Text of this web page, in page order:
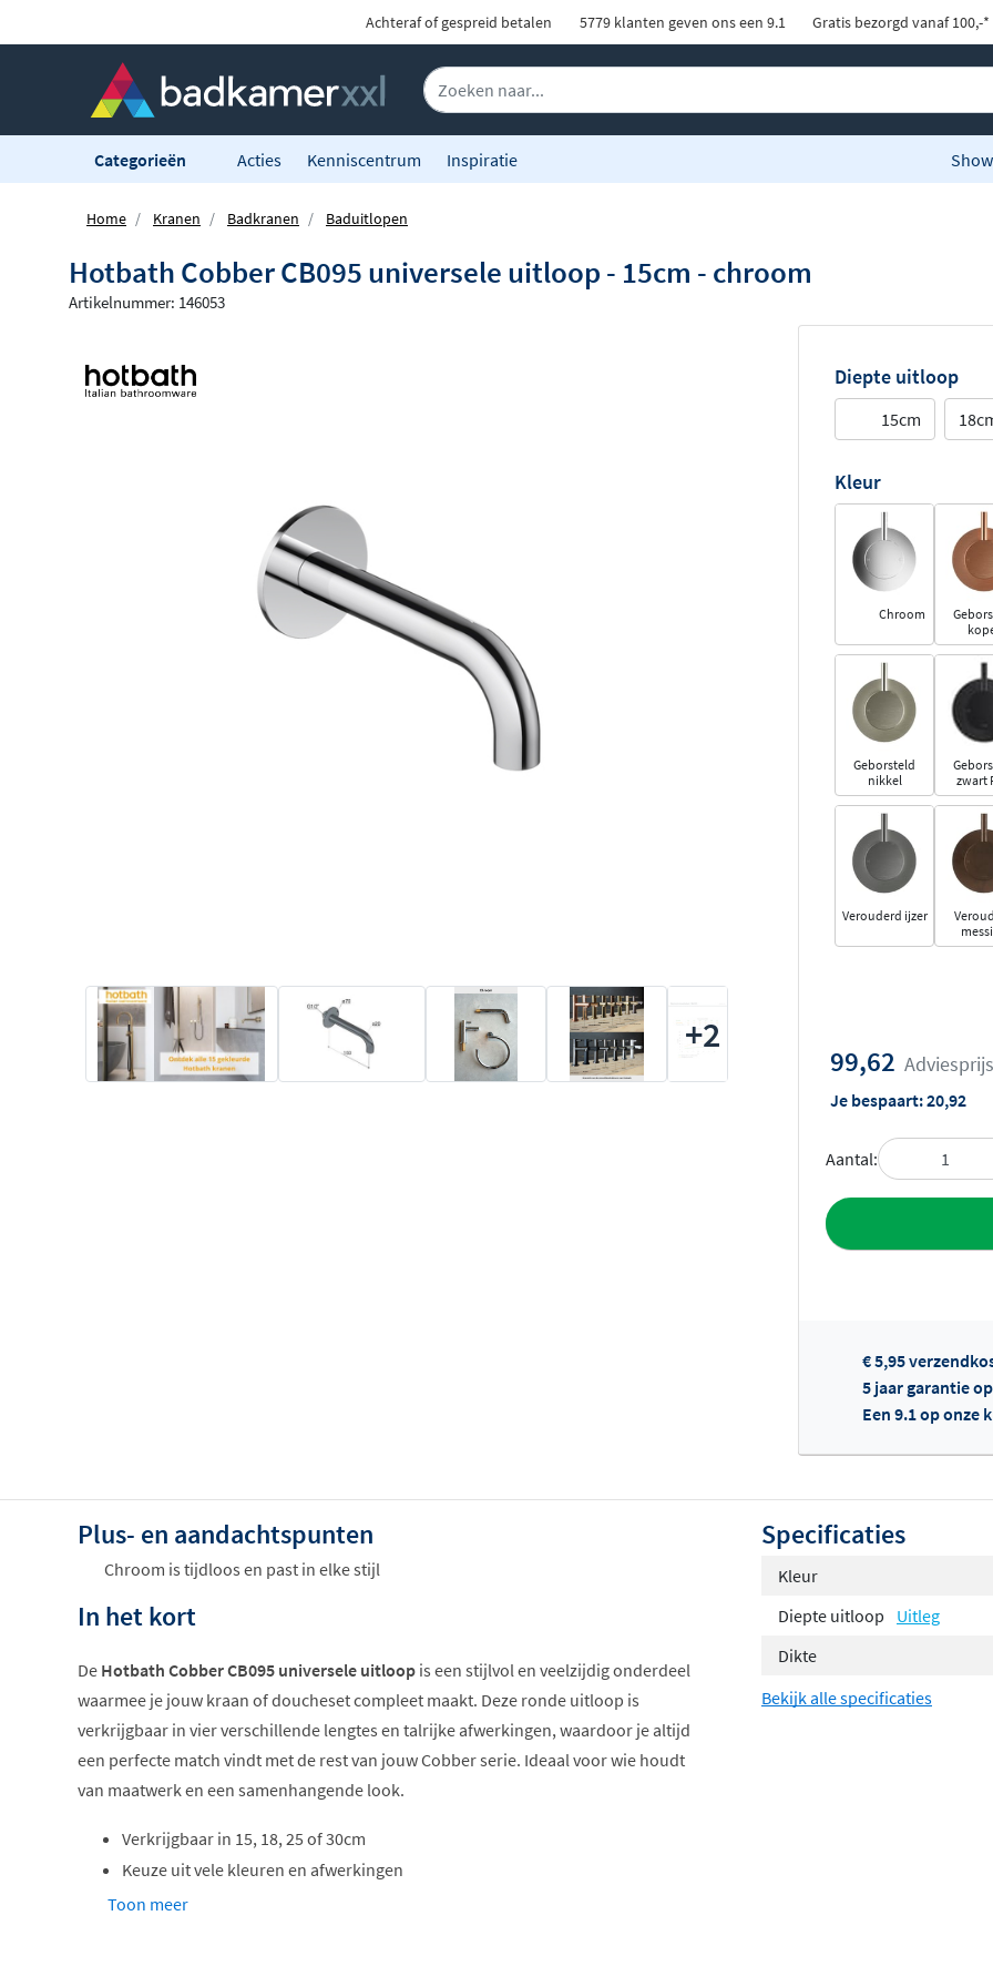
Achteraf of gespreid betalen 5779 klanten geven ons een 9.1 Gratis bezorgd vanaf 100,-*
Categorieën Acties Kenniscentrum Inspiratie
Home Kranen Badkranen Baduitlopen
Hotbath Cobber CB095 universele uitloop - 15cm - chroom
Artikelnummer: 146053
+2
Diepte uitloop
15cm
Kleur
Chroom
Geborsteld
nikkel
zwart
Verouderd ijzer
99,62
Je bespaart:20,92
Aantal:
€ 5,95
5 jaar garantie
Een 9.1 op onze
Plus- en aandachtspunten
Chroom is tijdloos en past in elke stijl
In het kort
De Hotbath Cobber CB095 universele uitloop is een stijlvol en veelzijdig onderdeel
waarmee je jouw kraan of doucheset compleet maakt. Deze ronde uitloop is
verkrijgbaar in vier verschillende lengtes en talrijke afwerkingen, waardoor je altijd
een perfecte match vindt met de rest van jouw Cobber serie. Ideaal voor wie houdt
van maatwerk en een samenhangende look.
Verkrijgbaar in 15, 18, 25 of 30cm
Keuze uit vele kleuren en afwerkingen
Universeel inzetbaar
Toon meer
Specificaties
Kleur
Diepte uitloop
Uitleg
Dikte
Bekijk alle specificaties